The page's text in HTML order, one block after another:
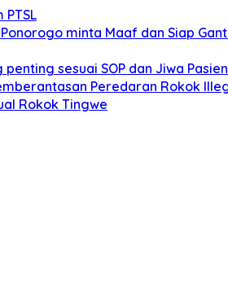
minta Maaf dan Siap
sesuai SOP dan Jiwa
Peredaran Rokok
Rokok Tingwe